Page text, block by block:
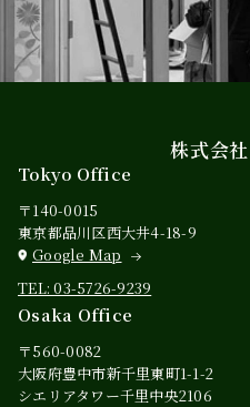
株式会
Tokyo Office
〒140-0015
東京都品川区西大井4-18-9
Google Map
TEL: 03-5726-9239
Osaka Office
〒560-0082
大阪府豊中市新千里東町1-1-2
シエリアタワー千里中央2106